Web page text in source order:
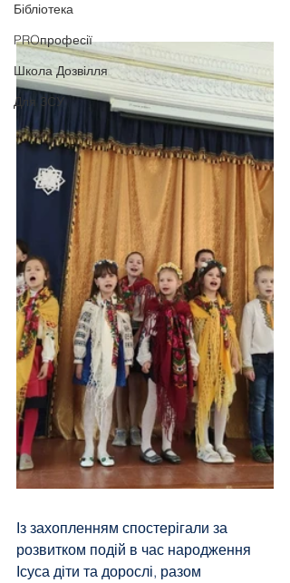
Бібліотека
PROпрофесії
Школа Дозвілля
Для ЗСУ
Із захопленням спостерігали за
розвитком подій в час народження
Ісуса діти та дорослі, разом